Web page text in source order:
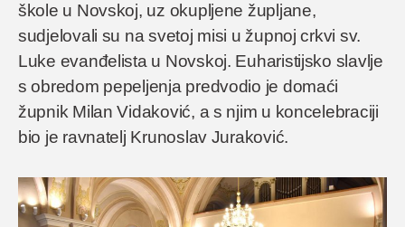
škole u Novskoj, uz okupljene župljane,
sudjelovali su na svetoj misi u župnoj crkvi sv.
Luke evanđelista u Novskoj. Euharistijsko slavlje
s obredom pepeljenja predvodio je domaći
župnik Milan Vidaković, a s njim u koncelebraciji
bio je ravnatelj Krunoslav Juraković.